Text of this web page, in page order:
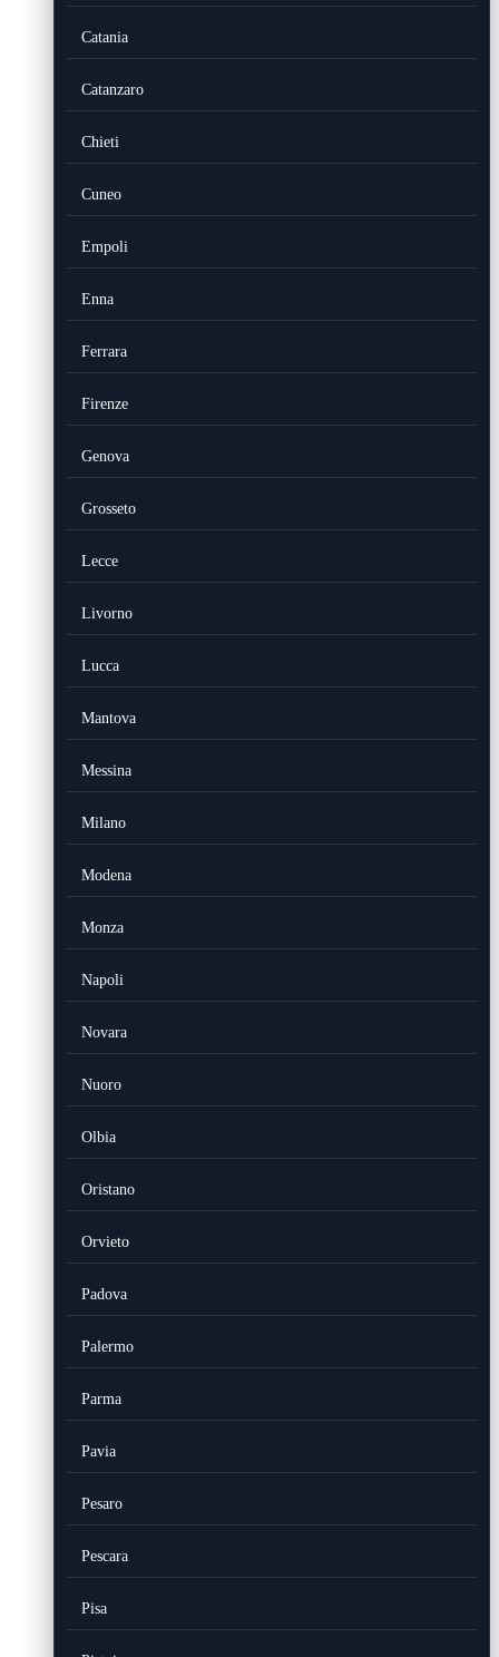
Catania
Catanzaro
Chieti
Cuneo
Empoli
Enna
Ferrara
Firenze
Genova
Grosseto
Lecce
Livorno
Lucca
Mantova
Messina
Milano
Modena
Monza
Napoli
Novara
Nuoro
Olbia
Oristano
Orvieto
Padova
Palermo
Parma
Pavia
Pesaro
Pescara
Pisa